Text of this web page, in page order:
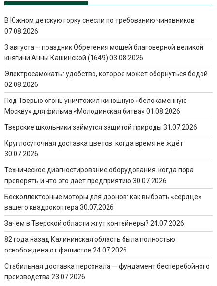
В Южном детскую горку снесли по требованию чиновников
07.08.2026
3 августа – праздник Обретения мощей благоверной великой
княгини Анны Кашинской (1649) 03.08.2026
Электросамокаты: удобство, которое может обернуться бедой
02.08.2026
Под Тверью огонь уничтожил киношную «белокаменную
Москву» для фильма «Молодинская битва» 01.08.2026
Тверские школьники займутся защитой природы 31.07.2026
Круглосуточная доставка цветов: когда время не ждёт
30.07.2026
Техническое диагностирование оборудования: когда пора
проверять и что это даёт предприятию 30.07.2026
Бесколлекторные моторы для дронов: как выбрать «сердце»
вашего квадрокоптера 30.07.2026
Зачем в Тверской области жгут контейнеры? 24.07.2026
82 года назад Калининская область была полностью
освобождена от фашистов 24.07.2026
Стабильная доставка персонала — фундамент бесперебойного
производства 23.07.2026